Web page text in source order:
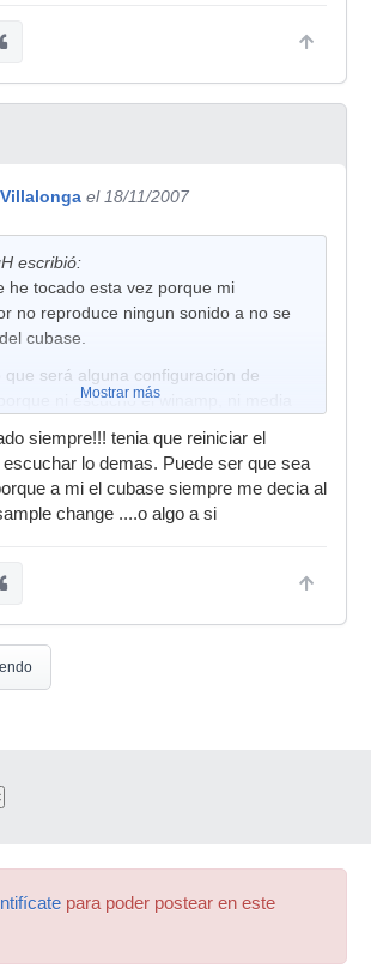
el 18/11/2007
escribió:
he tocado esta vez porque mi
no reproduce ningun sonido a no se
cubase.
que será alguna configuración de
ni escucho el winamp, ni media
me puede ayudar?
Mostrar más
siempre!!! tenia que reiniciar el
lo demas. Puede ser que sea
a mi el cubase siempre me decia al
change ....o algo a si
para poder postear en este